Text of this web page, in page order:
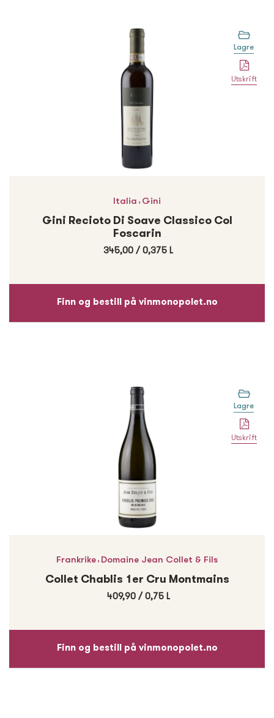
Utskrift
Italia , Gini
Finn og bestill på vinmonopolet.no
Gini Recioto Di Soave Classico Col
Foscarin
345,00 / 0,375 L
Lagre
Utskrift
Frankrike, Domaine Jean Collet & Fils
Finn og bestill på vinmonopolet.no
Collet Chablis 1er Cru Montmains
409,90 / 0,75 L
Lagre